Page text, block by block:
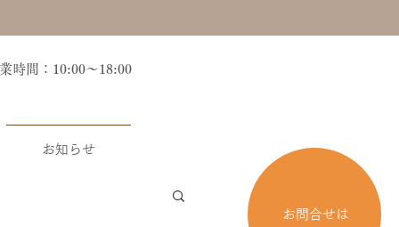
お問合せは
時間：10:00～18:00
お知らせ